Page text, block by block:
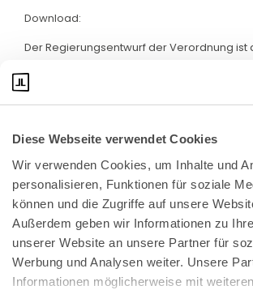
Diese Webseite verwendet Cookies
Wir verwenden Cookies, um Inhalte und
personalisieren, Funktionen für soziale
können und die Zugriffe auf unsere
Außerdem geben wir Informationen zu
unserer Website an unsere Partner für
Werbung und Analysen weiter. Unsere
Informationen möglicherweise mit
Download:
Der Regierungsentwurf der Verordnung ist
Bundeskanzlerplatz 2
53113 Bonn